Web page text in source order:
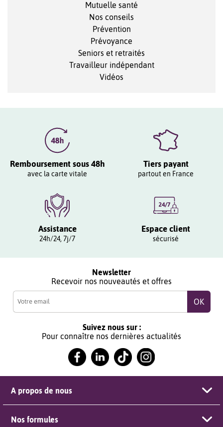
Mutuelle santé
Nos conseils
Prévention
Prévoyance
Seniors et retraités
Travailleur indépendant
Vidéos
Remboursement sous 48h
avec la carte vitale
Tiers payant
partout en France
Assistance
24h/24, 7j/7
Espace client
sécurisé
Newsletter
Recevoir nos nouveautés et offres
Suivez nous sur :
Pour connaître nos dernières actualités
A propos de nous
Nos formules